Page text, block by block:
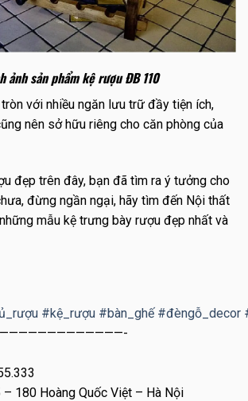
ảnh sản phẩm kệ rượu ĐB 110
với nhiều ngăn lưu trữ đầy tiện ích,
nên sở hữu riêng cho căn phòng của
đẹp trên đây, bạn đã tìm ra ý tưởng cho
đừng ngần ngại, hãy tìm đến Nội thất
mẫu kệ trưng bày rượu đẹp nhất và
#kệ_rượu #bàn_ghế #đèngỗ_decor
180 Hoàng Quốc Việt – Hà Nội